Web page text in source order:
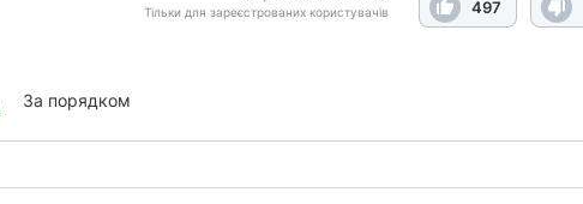
Тільки для зареєстрованих користувачів 497
За порядком